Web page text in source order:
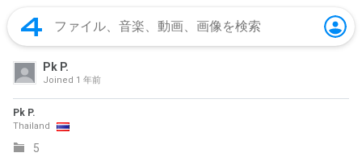
Pk P.
Joined 1 年前
Pk P.
Thailand
5